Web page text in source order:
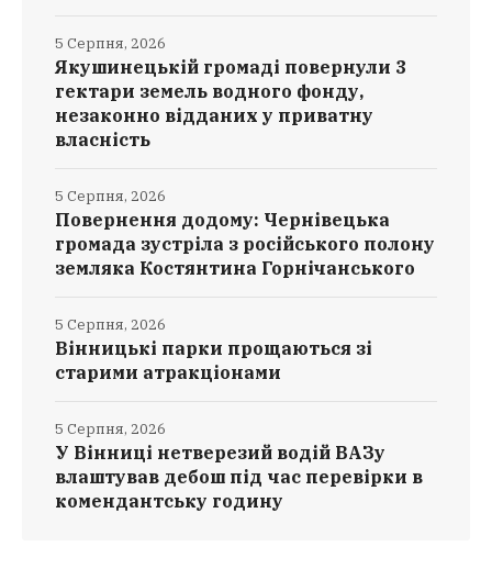
Якушинецькій громаді повернули 3
гектари земель водного фонду,
незаконно відданих у приватну
власність
5 Серпня, 2026
Повернення додому: Чернівецька
громада зустріла з російського полону
земляка Костянтина Горнічанського
5 Серпня, 2026
Вінницькі парки прощаються зі
старими атракціонами
5 Серпня, 2026
У Вінниці нетверезий водій ВАЗу
влаштував дебош під час перевірки в
комендантську годину
5 Серпня, 2026